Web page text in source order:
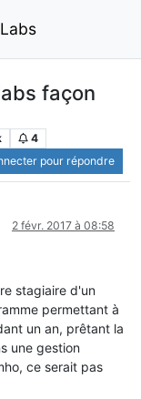
façon
4
pour répondre
2 févr. 2017 à 08:58
stagiaire d'un
permettant à
un an, prêtant la
une gestion
ce serait pas